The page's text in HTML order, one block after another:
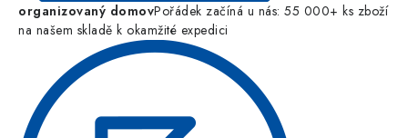
organizovaný domovPořádek začíná u nás: 55 000+ ks zboží
na našem skladě k okamžité expedici